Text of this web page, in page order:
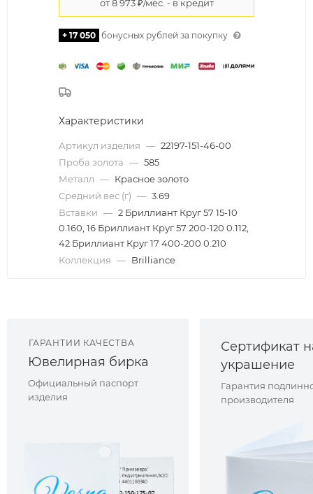
+ 17 050 бонусных рублей за покупку
Характеристики
Артикул изделия — 22197-151-46-00
Проба золота — 585
Металл — Красное золото
Средний вес (г) — 3.69
Вставки — 2 Бриллиант Круг 57 15-10
0.160, 16 Бриллиант Круг 57 200-120 0.112,
42 Бриллиант Круг 17 400-200 0.210
Коллекция — Brilliance
ГАРАНТИИ КАЧЕСТВА
Ювелирная бирка
Официальный паспорт
изделия
Сертификат
украшение
Гарантия
производителя